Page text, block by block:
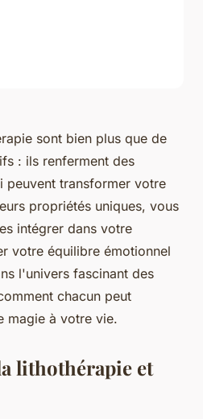
sont bien plus que de
: ils renferment des
peuvent transformer votre
propriétés uniques, vous
intégrer dans votre
votre équilibre émotionnel
l'univers fascinant des
chacun peut
magie à votre vie.
lithothérapie et